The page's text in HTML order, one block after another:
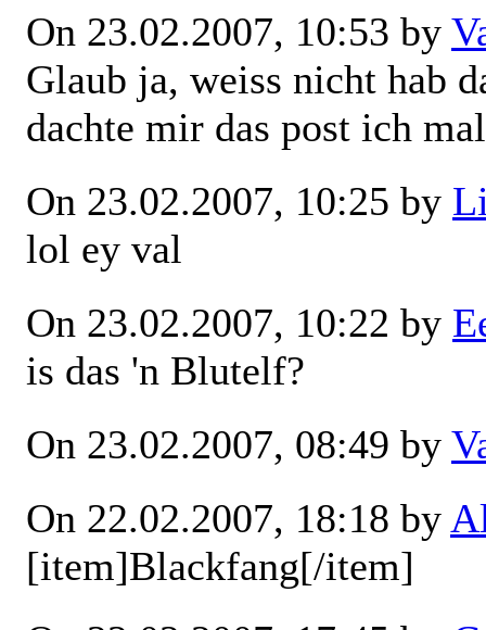
On 23.02.2007, 10:53 by
Glaub ja, weiss nicht hab
dachte mir das post ich
On 23.02.2007, 10:25 by
lol ey val
On 23.02.2007, 10:22 by
is das 'n Blutelf?
On 23.02.2007, 08:49 by
On 22.02.2007, 18:18 by
[item]Blackfang[/item]